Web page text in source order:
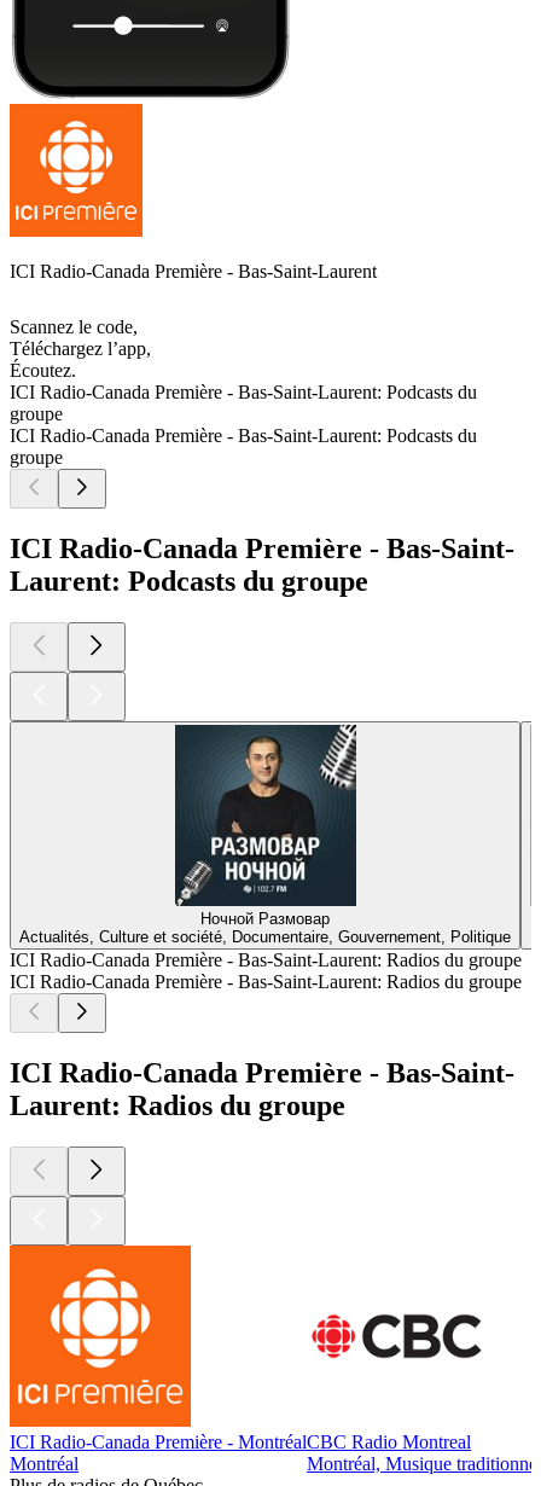
ICI Radio-Canada Première - Bas-Saint-Laurent
Scannez le code,
Téléchargez l’app,
Écoutez.
ICI Radio-Canada Première - Bas-Saint-Laurent: Podcasts du
groupe
ICI Radio-Canada Première - Bas-Saint-Laurent: Podcasts du
groupe
ICI Radio-Canada Première - Bas-Saint-
Laurent: Podcasts du groupe
Ночной Размовар
Actualités, Culture et société, Documentaire, Gouvernement, Politique
ICI Radio-Canada Première - Bas-Saint-Laurent: Radios du groupe
ICI Radio-Canada Première - Bas-Saint-Laurent: Radios du groupe
ICI Radio-Canada Première - Bas-Saint-
Laurent: Radios du groupe
ICI Radio-Canada Première - Montréal
Montréal
CBC Radio Montreal
Montréal, Musique